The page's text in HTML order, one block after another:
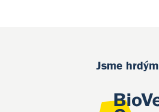
Jsme